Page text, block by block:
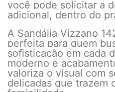
você pode solicitar a
adicional, dentro do
A Sandália Vizzano
perfeita para quem
sofisticação em cada
moderno e
valoriza o visual com
delicadas que trazem